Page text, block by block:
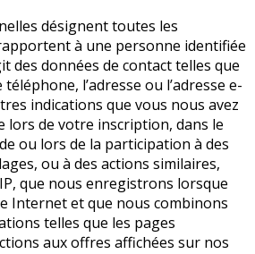
désignent toutes les
à une personne identifiée
des données de contact telles que
l’adresse ou l’adresse e-
indications que vous nous avez
lors de votre inscription, dans le
ou lors de la participation à des
ou à des actions similaires,
que nous enregistrons lorsque
Internet et que nous combinons
telles que les pages
aux offres affichées sur nos